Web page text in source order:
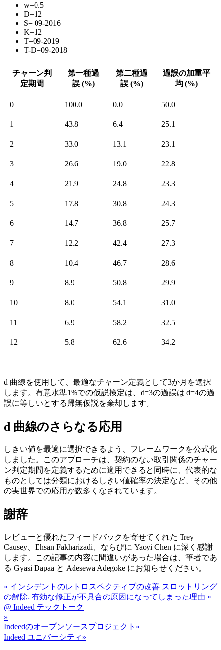
w=0.5
D=12
S= 09-2016
K=12
T=09-2019
T-D=09-2018
チャーン判
定期間
第一種過
誤 (%)
第二種過
誤 (%)
過誤の加重平
均 (%)
0 100.0 0.0 50.0
1 43.8 6.4 25.1
2 33.0 13.1 23.1
3 26.6 19.0 22.8
4 21.9 24.8 23.3
5 17.8 30.8 24.3
6 14.7 36.8 25.7
7 12.2 42.4 27.3
8 10.4 46.7 28.6
9 8.9 50.8 29.9
10 8.0 54.1 31.0
11 6.9 58.2 32.5
12 5.8 62.6 34.2
d 曲線を使用して、最適なチャーン定義として3か月を選択
します。有意水準1%での仮説検定は、d=3の過誤は d=4の過
誤に等しいとする帰無仮説を棄却します。
d 曲線のさらなる応用
しきい値を最適に選択できるよう、フレームワークを公式化
しました。このアプローチは、契約のない取引関係のチャー
ン判定期間を定義するために適用できると同時に、代表的な
ものとしては分類におけるしきい値確率の決定など、その他
の実世界での応用が数多くなされています。
謝辞
レビューと優れたフィードバックを寄せてくれた Trey
Causey、Ehsan Fakharizadi、ならびに Yaoyi Chen に深く感謝
します。この記事の内容に間違いがあった場合は、筆者であ
る Gyasi Dapaa と Adesewa Adegoke にお知らせください。
« インシデントのレトロスペクティブの改善 スロットリング
の解除: 有効な修正が不具合の原因になってしまった理由 »
@ Indeed テックトーク
»
Indeedのオープンソースプロジェクト »
Indeed ユニバーシティ »